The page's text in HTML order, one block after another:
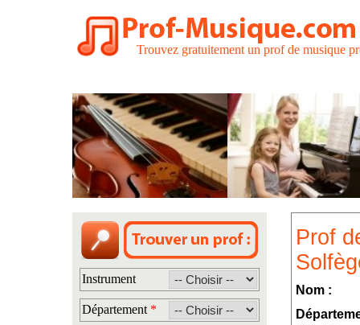
Trouvez gratuitement un prof de musique
Instrument
Département *
Prof
Nom :